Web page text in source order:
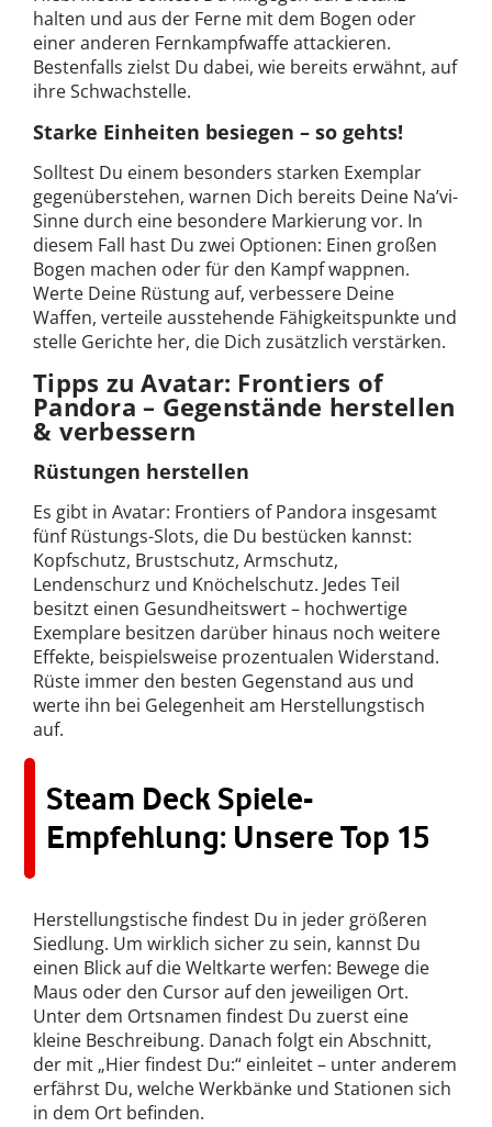
halten und aus der Ferne mit dem Bogen oder
einer anderen Fernkampfwaffe attackieren.
Bestenfalls zielst Du dabei, wie bereits erwähnt, auf
ihre Schwachstelle.
Starke Einheiten besiegen – so gehts!
Solltest Du einem besonders starken Exemplar
gegenüberstehen, warnen Dich bereits Deine Na’vi-
Sinne durch eine besondere Markierung vor. In
diesem Fall hast Du zwei Optionen: Einen großen
Bogen machen oder für den Kampf wappnen.
Werte Deine Rüstung auf, verbessere Deine
Waffen, verteile ausstehende Fähigkeitspunkte und
stelle Gerichte her, die Dich zusätzlich verstärken.
Tipps zu Avatar: Frontiers of
Pandora – Gegenstände herstellen
& verbessern
Rüstungen herstellen
Es gibt in Avatar: Frontiers of Pandora insgesamt
fünf Rüstungs-Slots, die Du bestücken kannst:
Kopfschutz, Brustschutz, Armschutz,
Lendenschurz und Knöchelschutz. Jedes Teil
besitzt einen Gesundheitswert – hochwertige
Exemplare besitzen darüber hinaus noch weitere
Effekte, beispielsweise prozentualen Widerstand.
Rüste immer den besten Gegenstand aus und
werte ihn bei Gelegenheit am Herstellungstisch
auf.
Steam Deck Spiele-
Empfehlung: Unsere Top 15
Herstellungstische findest Du in jeder größeren
Siedlung. Um wirklich sicher zu sein, kannst Du
einen Blick auf die Weltkarte werfen: Bewege die
Maus oder den Cursor auf den jeweiligen Ort.
Unter dem Ortsnamen findest Du zuerst eine
kleine Beschreibung. Danach folgt ein Abschnitt,
der mit „Hier findest Du:“ einleitet – unter anderem
erfährst Du, welche Werkbänke und Stationen sich
in dem Ort befinden.